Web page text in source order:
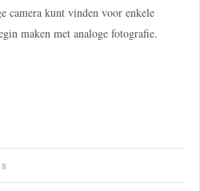
camera kunt vinden voor enkele
maken met analoge fotografie.